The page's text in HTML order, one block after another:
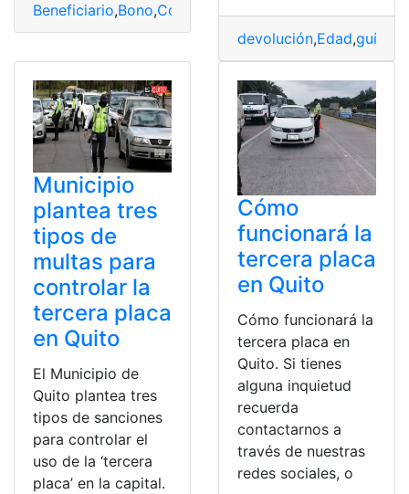
Beneficiario,Bono,Consulta
devolución,Edad,guía
Municipio
plantea tres
tipos de
multas para
controlar la
tercera placa
en Quito
El Municipio de
Quito plantea tres
tipos de sanciones
para controlar el
uso de la ‘tercera
placa’ en la capital.
Cómo
funcionará la
tercera placa
en Quito
Cómo funcionará la
tercera placa en
Quito. Si tienes
alguna inquietud
recuerda
contactarnos a
través de nuestras
redes sociales, o